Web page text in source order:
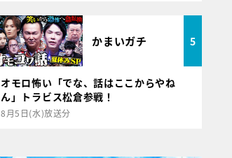
かまいガチ 5
オモロ怖い「でな、話はここからやね
ん」トラビス松倉参戦！
8月5日(水)放送分